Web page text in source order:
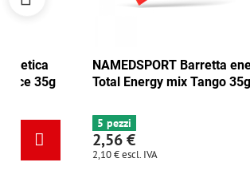
NAMEDSPORT Barretta energetica
Total Energy mirtillo rosso-noce 35g
6+ pezzi
2,56 €
escl. IVA